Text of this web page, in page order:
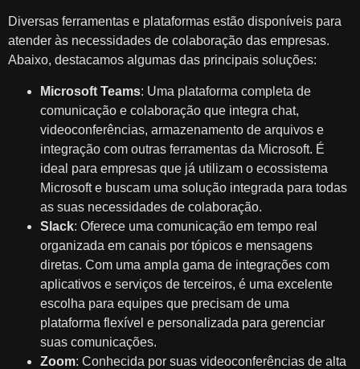
Diversas ferramentas e plataformas estão disponíveis para
atender às necessidades de colaboração das empresas.
Abaixo, destacamos algumas das principais soluções:
Microsoft Teams: Uma plataforma completa de
comunicação e colaboração que integra chat,
videoconferências, armazenamento de arquivos e
integração com outras ferramentas da Microsoft. É
ideal para empresas que já utilizam o ecossistema
Microsoft e buscam uma solução integrada para todas
as suas necessidades de colaboração.
Slack: Oferece uma comunicação em tempo real
organizada em canais por tópicos e mensagens
diretas. Com uma ampla gama de integrações com
aplicativos e serviços de terceiros, é uma excelente
escolha para equipes que precisam de uma
plataforma flexível e personalizada para gerenciar
suas comunicações.
Zoom: Conhecida por suas videoconferências de alta